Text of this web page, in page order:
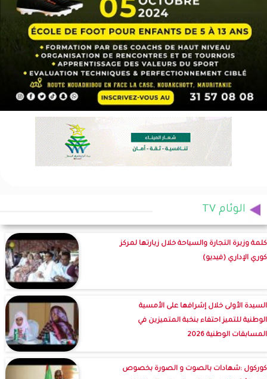
الوئام TV
كلمة وزيرة التجارة والسياحة خلال زيارتها لمركز
كوري الإداري (فيديو)
السيدة الأولى خلال إشرافها على الأمسية
الوطنية للتميز احتفاء بنخبة المتميزين في
المسابقات الوطنية 2026
كوركول :شهادات بالصوت و الصورة بخصوص